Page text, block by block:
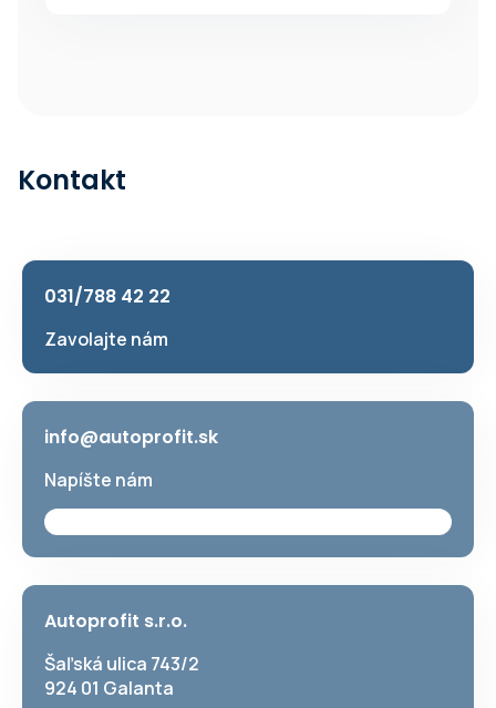
Kontakt
031/788 42 22
Zavolajte nám
info@autoprofit.sk
Napíšte nám
Autoprofit s.r.o.
Šaľská ulica 743/2
924 01 Galanta